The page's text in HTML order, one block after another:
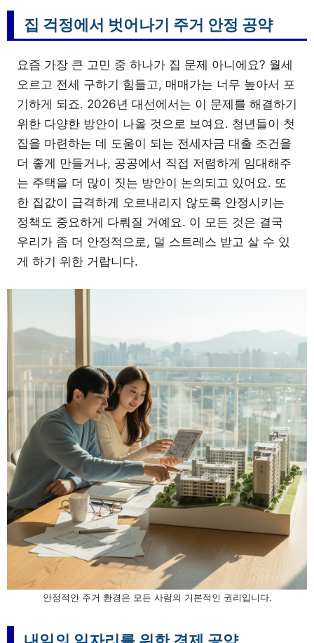
집 걱정에서 벗어나기 주거 안정 공약
요즘 가장 큰 고민 중 하나가 집 문제 아니에요? 월세
오르고 전세 구하기 힘들고, 매매가는 너무 높아서 포
기하게 되죠. 2026년 대선에서는 이 문제를 해결하기
위한 다양한 방안이 나올 것으로 보여요. 청년들이 첫
집을 마련하는 데 도움이 되는 전세자금 대출 조건을
더 좋게 만들거나, 공공에서 직접 저렴하게 임대해주
는 주택을 더 많이 짓는 방안이 논의되고 있어요. 또
한 집값이 급격하게 오르내리지 않도록 안정시키는
정책도 중요하게 다뤄질 거예요. 이 모든 것은 결국
우리가 좀 더 안정적으로, 덜 스트레스 받고 살 수 있
게 하기 위한 거랍니다.
안정적인 주거 환경은 모든 사람의 기본적인 권리입니다.